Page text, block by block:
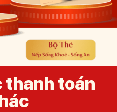
thanh toán